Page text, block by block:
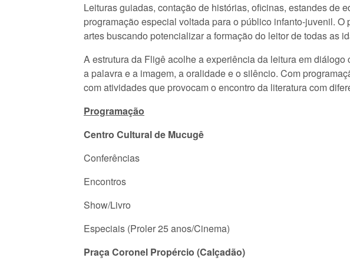
Leituras guiadas, contação de histórias, oficinas, estandes de
programação especial voltada para o público infanto-juvenil.
artes buscando potencializar a formação do leitor de todas as
A estrutura da Fligê acolhe a experiência da leitura em
a palavra e a imagem, a oralidade e o silêncio. Com
com atividades que provocam o encontro da literatura com
Programação
Centro Cultural de Mucugê
Conferências
Encontros
Show/Livro
Especiais (Proler 25 anos/Cinema)
Praça Coronel Propércio (Calçadão)